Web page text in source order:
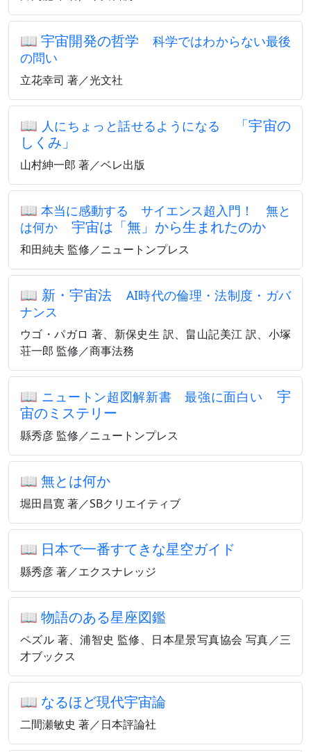
📖宇宙開発の哲学科学ではわからない最後
の問い
立花幸司 著／光文社
📖 人にちょっと話せるようになる
「宇宙の
しくみ」
山村紳一郎 著／ベレ出版
📖 本当に感動する サイエンス超入門！ 無と
は何か 宇宙は「無」から生まれたのか
和田純夫 監修／ニュートンプレス
📖 新・宇宙法 AI時代の倫理・法制度・ガバ
ナンス
ウゴ・パガロ 著、新保史生 訳、畠山記美江 訳、小塚
荘一郎 監修／商事法務
📖 ニュートン超図解新書 最強に面白い
宇
宙のミステリー
縣秀彦 監修／ニュートンプレス
📖 無とは何か
堀田昌寛 著／SBクリエイティブ
📖 日本で一番すてきな星空ガイド
縣秀彦 著／エクスナレッジ
📖 物語のある星座図鑑
ペズル 著、浦智史 監修、日本星景写真協会 写真／三
才ブックス
📖 なるほど現代宇宙論
二間瀬敏史 著／日本評論社